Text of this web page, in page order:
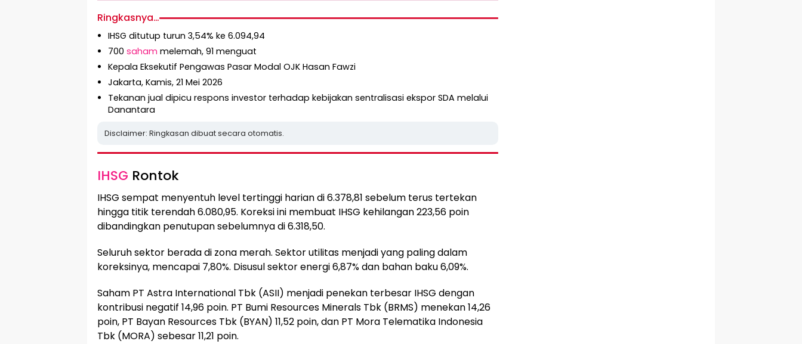
Ringkasnya…
IHSG ditutup turun 3,54% ke 6.094,94
700 saham melemah, 91 menguat
Kepala Eksekutif Pengawas Pasar Modal OJK Hasan Fawzi
Jakarta, Kamis, 21 Mei 2026
Tekanan jual dipicu respons investor terhadap kebijakan sentralisasi ekspor SDA melalui
Danantara
Disclaimer: Ringkasan dibuat secara otomatis.
IHSG Rontok
IHSG sempat menyentuh level tertinggi harian di 6.378,81 sebelum terus tertekan
hingga titik terendah 6.080,95. Koreksi ini membuat IHSG kehilangan 223,56 poin
dibandingkan penutupan sebelumnya di 6.318,50.
Seluruh sektor berada di zona merah. Sektor utilitas menjadi yang paling dalam
koreksinya, mencapai 7,80%. Disusul sektor energi 6,87% dan bahan baku 6,09%.
Saham PT Astra International Tbk (ASII) menjadi penekan terbesar IHSG dengan
kontribusi negatif 14,96 poin. PT Bumi Resources Minerals Tbk (BRMS) menekan 14,26
poin, PT Bayan Resources Tbk (BYAN) 11,52 poin, dan PT Mora Telematika Indonesia
Tbk (MORA) sebesar 11,21 poin.